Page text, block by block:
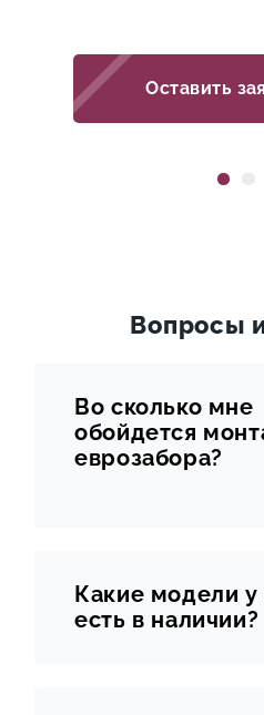
ТРОТУАРНАЯОставить
Вопросы
Во сколько мне
обойдется
еврозабора?
Какие модели у
есть в наличии?